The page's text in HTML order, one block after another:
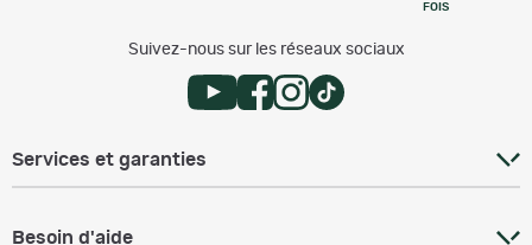
FOIS
Suivez-nous sur les réseaux sociaux
Services et garanties
Besoin d'aide